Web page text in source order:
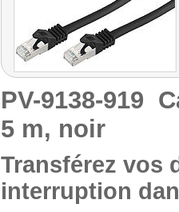
PV-9138-919
5 m, noir
Transférez vos
interruption